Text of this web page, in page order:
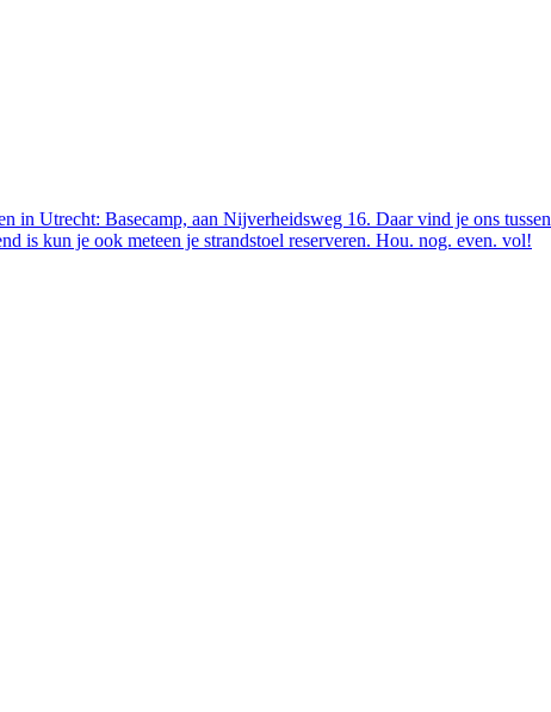
in Utrecht: Basecamp, aan Nijverheidsweg 16. Daar vind je ons tussen
is kun je ook meteen je strandstoel reserveren. Hou. nog. even. vol!